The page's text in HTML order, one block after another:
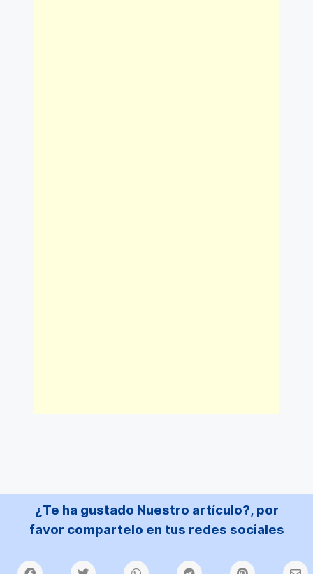
¿Te ha gustado Nuestro artículo?, por
favor compartelo en tus redes sociales